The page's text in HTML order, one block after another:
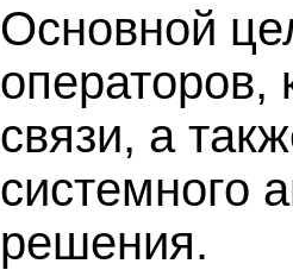
Основной
операторов,
связи, а
системного
решения.